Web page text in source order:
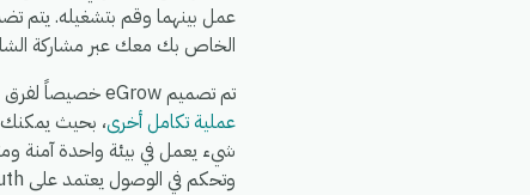
عمل بينهما وقم بتشغيله. يتم
الخاص بك معك عبر مشاركة
تم تصميم eGrow خصيصاً لفرق التجارة الإلكترونية والعمليات: يعمل تكامل Big Delivery + ML Ship Africa جنباً إلى جنب مع
عملية تكامل أخرى
وتحكم في الوصول يعتمد على OAuth.